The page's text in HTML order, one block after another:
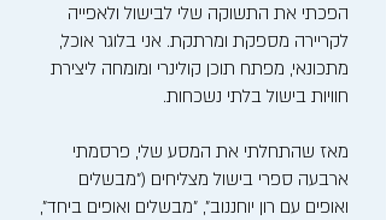
הפכתי את התשוקה שלי לבישול ולאפייה
לקריירה מספקת ומרתקת. אני בלוגר אוכל,
מתכונאי, מפתח תוכן קולינרי ומומחה ליצירת
חוויות בישול בלתי נשכחות.
מאז שהתחלתי את המסע שלי, פרסמתי
ארבעה ספרי בישול מצליחים ("מבשלים
ואופים עם רון יוחננוב", "מבשלים ואופים ביחד",